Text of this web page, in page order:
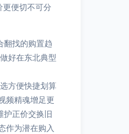
便切不可分
翻找的购置趋
好在东北典型
方便快捷划算
频精魂增足更
护正价交换旧
作为潜在购入